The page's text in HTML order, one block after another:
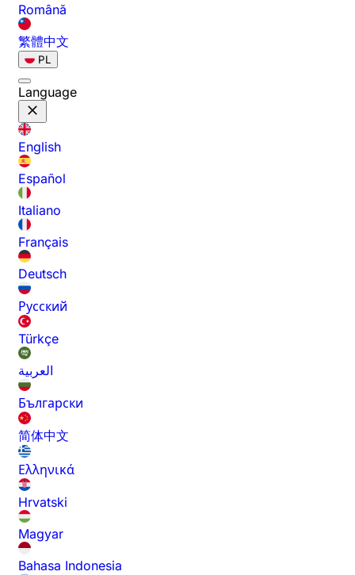
Română
繁體中文
PL
Language
English
Español
Italiano
Français
Deutsch
Русский
Türkçe
العربية
Български
简体中文
Ελληνικά
Hrvatski
Magyar
Bahasa Indonesia